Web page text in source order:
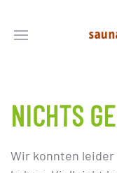
NICHTS
Wir konnten